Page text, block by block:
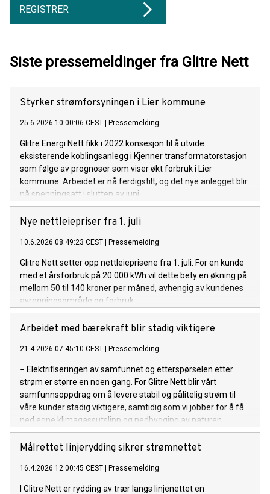
REGISTRER
Siste pressemeldinger fra Glitre Nett
Styrker strømforsyningen i Lier kommune
25.6.2026 10:00:06 CEST | Pressemelding
Glitre Energi Nett fikk i 2022 konsesjon til å utvide
eksisterende koblingsanlegg i Kjenner transformatorstasjon
som følge av prognoser som viser økt forbruk i Lier
kommune. Arbeidet er nå ferdigstilt, og det nye anlegget blir
nå spenningsatt i slutten av juni.
Nye nettleiepriser fra 1. juli
10.6.2026 08:49:23 CEST | Pressemelding
Glitre Nett setter opp nettleieprisene fra 1. juli. For en kunde
med et årsforbruk på 20.000 kWh vil dette bety en økning på
mellom 50 til 140 kroner per måned, avhengig av kundenes
avregningsområde og forbruk.
Arbeidet med bærekraft blir stadig viktigere
21.4.2026 07:45:10 CEST | Pressemelding
− Elektrifiseringen av samfunnet og etterspørselen etter
strøm er større en noen gang. For Glitre Nett blir vårt
samfunnsoppdrag om å levere stabil og pålitelig strøm til
våre kunder stadig viktigere, samtidig som vi jobber for å få
ned egne klimagassutslipp og nedbygging av naturen.
Målrettet linjerydding sikrer strømnettet
16.4.2026 12:00:45 CEST | Pressemelding
I Glitre Nett er rydding av trær langs linjenettet en